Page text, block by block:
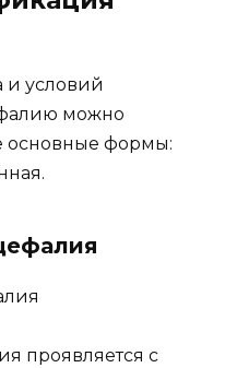
и условий
можно
основные формы:
проявляется с